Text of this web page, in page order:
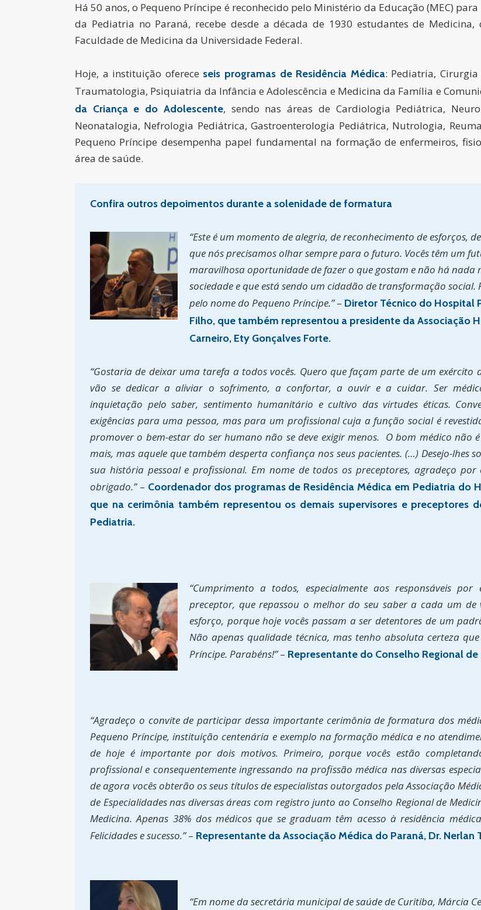
Há 50 anos, o Pequeno Príncipe é reconhecido pelo Ministério da Educação (MEC)
da Pediatria no Paraná, recebe desde a década de 1930 estudantes de
Faculdade de Medicina da Universidade Federal.
Hoje, a instituição oferece seis programas de Residência Médica: Pediatria,
Traumatologia, Psiquiatria da Infância e Adolescência e Medicina da Família e
da Criança e do Adolescente, sendo nas áreas de Cardiologia Pediátrica,
Neonatalogia, Nefrologia Pediátrica, Gastroenterologia Pediátrica, Nutrologia,
Pequeno Príncipe desempenha papel fundamental na formação de enfermeiros,
área de saúde.
Confira outros depoimentos durante a solenidade de formatura
“Este é um momento de alegria, de reconhecimento de esforços,
que nós precisamos olhar sempre para o futuro. Vocês têm um
maravilhosa oportunidade de fazer o que gostam e não há nada
sociedade e que está sendo um cidadão de transformação
pelo nome do Pequeno Príncipe.”– Diretor Técnico do Hospital
Filho, que também representou a presidente da Associação
Carneiro, Ety Gonçalves Forte.
“Gostaria de deixar uma tarefa a todos vocês. Quero que façam parte de um exército
vão se dedicar a aliviar o sofrimento, a confortar, a ouvir e a cuidar. Ser
inquietação pelo saber, sentimento humanitário e cultivo das virtudes éticas.
exigências para uma pessoa, mas para um profissional cuja a função social é
promover o bem-estar do ser humano não se deve exigir menos. O bom médico não
mais, mas aquele que também desperta confiança nos seus pacientes. (…) Desejo-lhes
sua história pessoal e profissional. Em nome de todos os preceptores, agradeço
obrigado.”– Coordenador dos programas de Residência Médica em Pediatria do
que na cerimônia também representou os demais supervisores e preceptores
Pediatria.
“Cumprimento a todos, especialmente aos responsáveis
preceptor, que repassou o melhor do seu saber a cada um
esforço, porque hoje vocês passam a ser detentores de um
Não apenas qualidade técnica, mas tenho absoluta certeza
Príncipe. Parabéns!”– Representante do Conselho Regional
“Agradeço o convite de participar dessa importante cerimônia de formatura dos
Pequeno Príncipe, instituição centenária e exemplo na formação médica e no
de hoje é importante por dois motivos. Primeiro, porque vocês estão
profissional e consequentemente ingressando na profissão médica nas diversas
de agora vocês obterão os seus títulos de especialistas outorgados pela Associação
de Especialidades nas diversas áreas com registro junto ao Conselho Regional de
Medicina. Apenas 38% dos médicos que se graduam têm acesso à residência
Felicidades e sucesso.”– Representante da Associação Médica do Paraná, Dr. Nerlan
“Em nome da secretária municipal de saúde de Curitiba, Márcia